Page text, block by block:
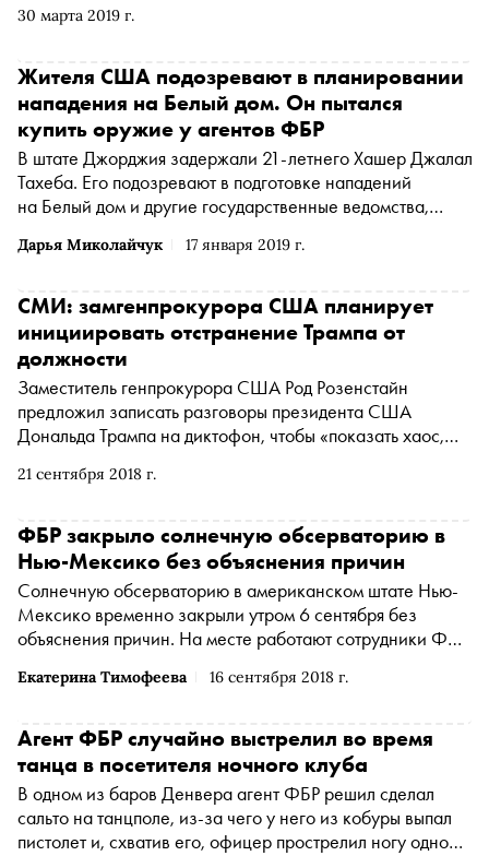
30 марта 2019 г.
The Wall Street Journal
Дарья Миколайчук 17 января 2019 г.
Жителя США подозревают в планировании
нападения на Белый дом. Он пытался
купить оружие у агентов ФБР
В штате Джорджия задержали 21-летнего Хашер Джалал
Тахеба. Его подозревают в подготовке нападений
на Белый дом и другие государственные ведомства,
расследований
21 сентября 2018 г.
СМИ: замгенпрокурора США планирует
инициировать отстранение Трампа от
должности
Заместитель генпрокурора США Род Розенстайн
предложил записать разговоры президента США
Дональда Трампа на диктофон, чтобы «показать хаос,
Екатерина Тимофеева 16 сентября 2018 г.
ФБР закрыло солнечную обсерваторию в
Нью-Мексико без объяснения причин
Солнечную обсерваторию в американском штате Нью-
Мексико временно закрыли утром 6 сентября без
объяснения причин. На месте работают сотрудники ФБР,
Агент ФБР случайно выстрелил во время
танца в посетителя ночного клуба
В одном из баров Денвера агент ФБР решил сделал
сальто на танцполе, из-за чего у него из кобуры выпал
пистолет и, схватив его, офицер прострелил ногу одному